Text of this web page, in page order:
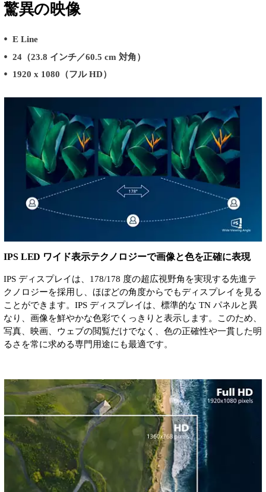
驚異の映像
E Line
24（23.8 インチ／60.5 cm 対角）
1920 x 1080（フル HD）
IPS LED ワイド表示テクノロジーで画像と色を正確に表現
IPS ディスプレイは、178/178 度の超広視野角を実現する先進テ
クノロジーを採用し、ほぼどの角度からでもディスプレイを見る
ことができます。IPS ディスプレイは、標準的な TN パネルと異
なり、画像を鮮やかな色彩でくっきりと表示します。このため、
写真、映画、ウェブの閲覧だけでなく、色の正確性や一貫した明
るさを常に求める専門用途にも最適です。